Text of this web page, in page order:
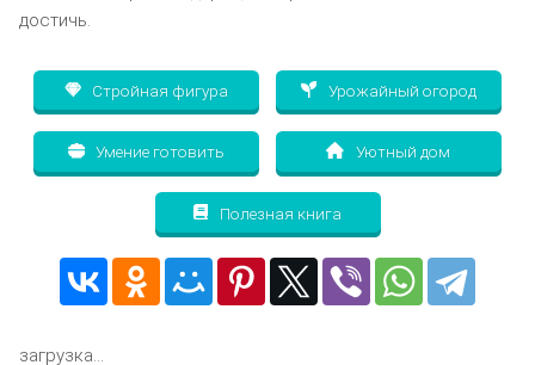
достичь.
Стройная фигура Урожайный огород
Умение готовить Уютный дом
Полезная книга
загрузка...